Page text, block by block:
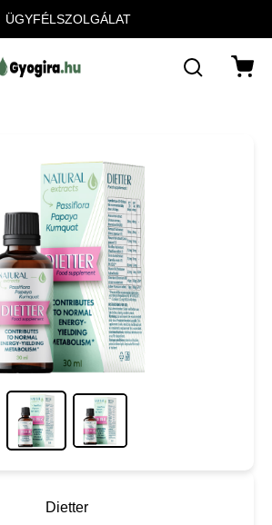
ÜGYFÉLSZOLGÁLAT
Dietter